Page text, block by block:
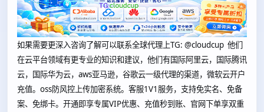
如果需要更深入咨询了解可以联系全球代理上TG: @cloudcup 他们
在云平台领域有更专业的知识和建议，他们有国际阿里云，国际腾讯
云，国际华为云，aws亚马逊，谷歌云一级代理的渠道，微软云开户
充值。oss防风控上传加密系统。客服1V1服务，支持免实名、免备
案、免绑卡。开通即享专属VIP优惠、充值秒到账、官网下单享双重